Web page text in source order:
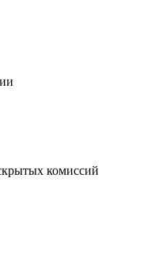
комиссий